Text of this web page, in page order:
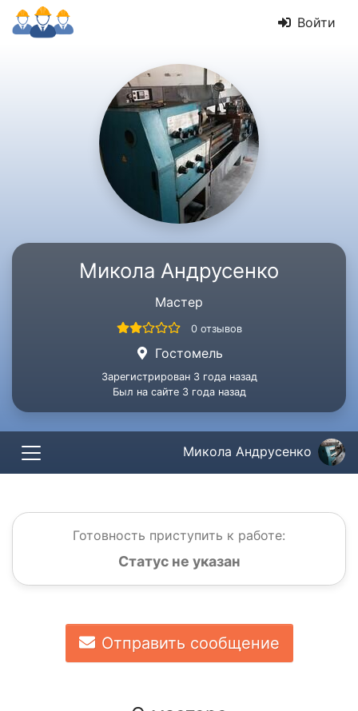
Войти
Микола Андрусенко
Мастер
0 отзывов
Гостомель
Зарегистрирован 3 года назад
Был на сайте 3 года назад
Микола Андрусенко
Готовность приступить к работе:
Статус не указан
Отправить сообщение